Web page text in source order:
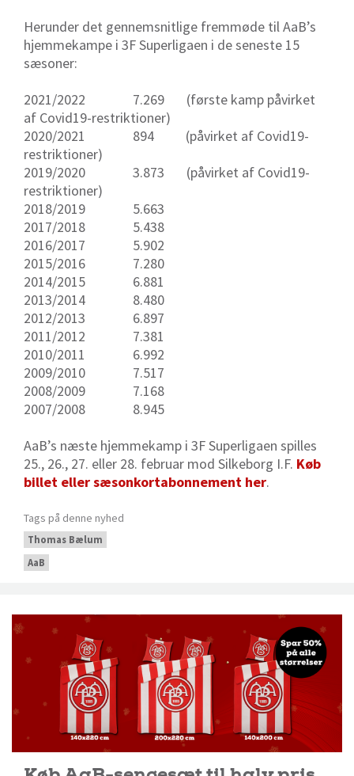
Herunder det gennemsnitlige fremmøde til AaB’s
hjemmekampe i 3F Superligaen i de seneste 15
sæsoner:
2021/2022 7.269 (første kamp påvirket
af Covid19-restriktioner)
2020/2021 894 (påvirket af Covid19-
restriktioner)
2019/2020 3.873 (påvirket af Covid19-
restriktioner)
2018/2019 5.663
2017/2018 5.438
2016/2017 5.902
2015/2016 7.280
2014/2015 6.881
2013/2014 8.480
2012/2013 6.897
2011/2012 7.381
2010/2011 6.992
2009/2010 7.517
2008/2009 7.168
2007/2008 8.945
AaB’s næste hjemmekamp i 3F Superligaen spilles
25., 26., 27. eller 28. februar mod Silkeborg I.F. Køb
billet eller sæsonkortabonnement her.
Tags på denne nyhed
Thomas Bælum
AaB